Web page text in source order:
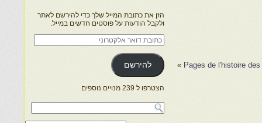
»
הזן את כתובת המייל שלך כדי להירשם לאתר
ולקבל הודעות על פוסטים חדשים במייל.
כתובת
דואר
אלקטרוני
להירשם
הצטרפו ל 239 מנויים נוספים